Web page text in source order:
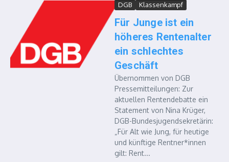
DGB Klassenkampf
Für Junge ist ein
höheres Rentenalter
ein schlechtes
Geschäft
Übernommen von DGB
Pressemitteilungen: Zur
aktuellen Rentendebatte ein
Statement von Nina Krüger,
DGB-Bundesjugendsekretärin:
„Für Alt wie Jung, für heutige
und künftige Rentner*innen
gilt: Rent...